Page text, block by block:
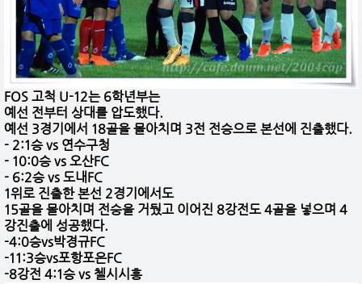
FOS 고척 U-12는 6학년부는
예선 전부터 상대를 압도했다.
예선 3경기에서 18골을 몰아치며 3전 전승으로 본선에 진출했다.
- 2:1승 vs 연수구청
- 10:0승 vs 오산FC
- 6:2승 vs 도내FC
1위로 진출한 본선 2경기에서도
15골을 몰아치며 전승을 거뒀고 이어진 8강전도 4골을 넣으며 4
강진출에 성공했다.
-4:0승vs박경규FC
-11:3승vs포항포은FC
-8강전 4:1승 vs 첼시시흥